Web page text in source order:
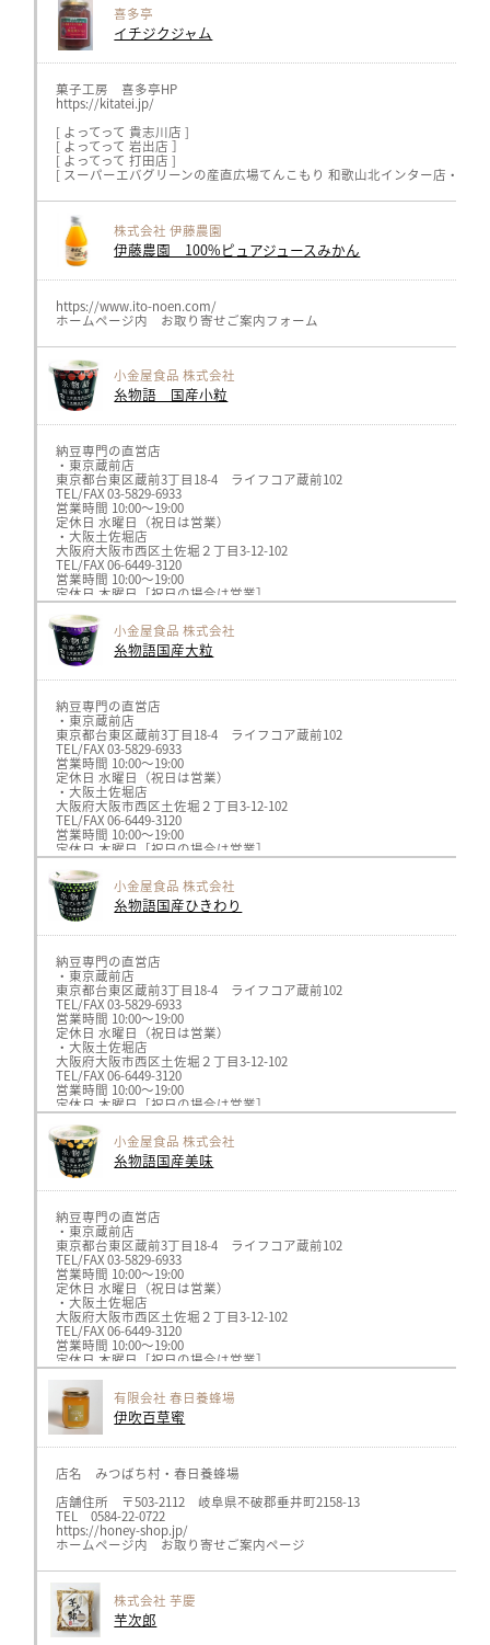
・calcolo(金沢市戸水)
・道の駅 内灘サンセットパーク（河北郡内灘町）
※2023年9月29日の時点の情報です。
※お店ごとに扱っている商品が異なります。在庫状況は直接店舗までお
喜多亭
イチジクジャム
菓子工房 喜多亭HP
https://kitatei.jp/
[ よってって 貴志川店 ]
[ よってって 岩出店 ］
[ よってって 打田店 ]
[ スーパーエバグリーンの産直広場てんこもり 和歌山北インター店・他 ］
株式会社 伊藤農園
伊藤農園 100%ピュアジュースみかん
https://www.ito-noen.com/
ホームページ内 お取り寄せご案内フォーム
小金屋食品 株式会社
糸物語 国産小粒
納豆専門の直営店
・東京蔵前店
東京都台東区蔵前3丁目18-4 ライフコア蔵前102
TEL/FAX 03-5829-6933
営業時間 10:00〜19:00
定休日 水曜日（祝日は営業）
・大阪土佐堀店
大阪府大阪市西区土佐堀２丁目3-12-102
TEL/FAX 06-6449-3120
営業時間 10:00〜19:00
定休日 木曜日［祝日の場合は営業］
小金屋食品 株式会社
糸物語国産大粒
納豆専門の直営店
・東京蔵前店
東京都台東区蔵前3丁目18-4 ライフコア蔵前102
TEL/FAX 03-5829-6933
営業時間 10:00〜19:00
定休日 水曜日（祝日は営業）
・大阪土佐堀店
大阪府大阪市西区土佐堀２丁目3-12-102
TEL/FAX 06-6449-3120
営業時間 10:00〜19:00
定休日 木曜日［祝日の場合は営業］
小金屋食品 株式会社
糸物語国産ひきわり
納豆専門の直営店
・東京蔵前店
東京都台東区蔵前3丁目18-4 ライフコア蔵前102
TEL/FAX 03-5829-6933
営業時間 10:00〜19:00
定休日 水曜日（祝日は営業）
・大阪土佐堀店
大阪府大阪市西区土佐堀２丁目3-12-102
TEL/FAX 06-6449-3120
営業時間 10:00〜19:00
定休日 木曜日［祝日の場合は営業］
小金屋食品 株式会社
糸物語国産美味
納豆専門の直営店
・東京蔵前店
東京都台東区蔵前3丁目18-4 ライフコア蔵前102
TEL/FAX 03-5829-6933
営業時間 10:00〜19:00
定休日 水曜日（祝日は営業）
・大阪土佐堀店
大阪府大阪市西区土佐堀２丁目3-12-102
TEL/FAX 06-6449-3120
営業時間 10:00〜19:00
定休日 木曜日［祝日の場合は営業］
有限会社 春日養蜂場
伊吹百草蜜
店名 みつばち村・春日養蜂場
店舗住所 〒503-2112 岐阜県不破郡垂井町2158-13
TEL 0584-22-0722
https://honey-shop.jp/
ホームページ内 お取り寄せご案内ページ
株式会社 芋慶
芋次郎